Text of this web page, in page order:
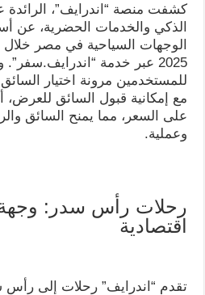
كشفت منصة “اندرايف”، الرائدة
الذكي والخدمات الحضرية، عن
2025 عبر خدمة “اندرايف.سفر”.
للمستخدمين مرونة اختيار
مع إمكانية قبول السائق للعرض،
على السعر، مما يمنح السائق
وعملية.
رحلات رأس سدر: وجهة
اقتصادية
تقدم “اندرايف” رحلات إلى رأس